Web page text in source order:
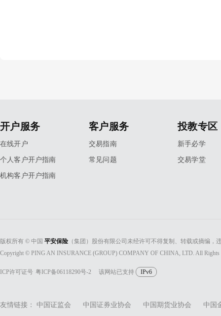
开户服务
在线开户
个人客户开户指南
机构客户开户指南
客户服务
交易指南
常见问题
投教专区
新手必学
交易学堂
版权所有 © 中国 平安保险 （集团）股份有限公司未经许可不得复制、转载或摘编，
Copyright © PING AN INSURANCE (GROUP) COMPANY OF CHINA, LTD. All Rights
ICP许可证号 粤ICP备06118290号-2 该网站已支持 IPv6
友情链接： 中国证监会 中国证券业协会 中国期货业协会 中国